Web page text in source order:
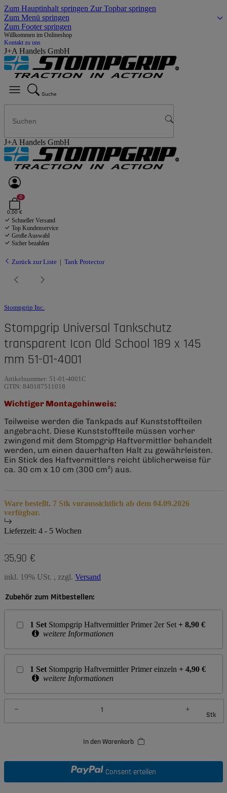
Zum Hauptinhalt springen Zur Topbar springen
Zum Menü springen
Zum Footer springen
Willkommen im Onlineshop
Kontakt zu uns
J+A Handels GmbH
Suche
J+A Handels GmbH
0
0,00 €
Schneller Versand
Top Kundenservice
Große Auswahl
Sicher bezahlen
Zurück zur Liste Tank Protector
Stompgrip Inc.
Stompgrip Universal Tankschutz
transparent Icon Old School 189 x 145
mm 51-01-4001
Artikelnummer: 51-01-4001C
GTIN: 840187511018
Wichtiger Montagehinweis:
Teilweise werden die Tankpads auf Kunststoffteilen
angebracht. Diese Kunststoffteile müssen vorher
zwingend mit dem Stompgrip Haftvermittler behandelt
werden, um einen dauerhaften Halt zu gewährleisten.
Ein Stick des Haftvermittlers reicht üblicherweise für
ca. 30 cm x 10 cm (300 cm²) aus.
Ware bestellt. 7 Stk voraussichtlich ab dem 04.09.2026
verfügbar.
Lieferzeit: 4 - 5 Wochen
35,90 €
inkl. 19% USt. , zzgl. Versand
Zubehör zum Mitbestellen:
1 Set Stompgrip Haftvermittler Primer 2er Set + 8,90 €
weitere Informationen
1 Set Stompgrip Haftvermittler Primer einzeln + 4,90 €
weitere Informationen
Stk
In den Warenkorb
Consent erteilen